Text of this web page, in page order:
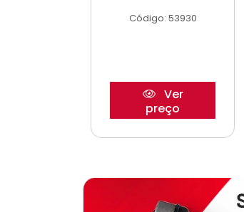
Código: 53930
Ver
preço